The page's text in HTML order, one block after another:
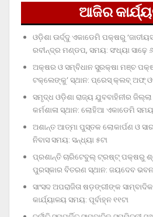
ଆଜିର
ଓଡ଼ିଶା ଊର୍ଦ୍ଦୁ ଏକାଡେମି ପକ୍ଷରୁ
ରବୀନ୍ଦ୍ର ମଣ୍ଡପ, ସମୟ: ସଂଧ୍ୟା ସାଢ଼େ
ଅକ୍ଷର ଓ ସମ୍ବିଧାନ ସୁରକ୍ଷା ମଞ୍ଚ
ଟକ୍‌ଲେଙ୍କୁ’ ସ୍ଥାନ: ପ୍ରେସ୍‌ କ୍ଲବ୍‌ ଅଫ୍‌
ସମୃଦ୍ଧ ଓଡ଼ିଶା ରାଜ୍ୟ ଯୁବବାହିନୀର
କର୍ମଶାଳା ସ୍ଥାନ: ଲୋହିଆ ଏକାଡେମି
ଅଶାନ୍ତ ଆତ୍ମା ପୁସ୍ତକ ଲୋକାର୍ପଣ ଓ
ନିବାସ ସମୟ: ସନ୍ଧ୍ୟା ୫ଟା
ପ୍ରଶାନ୍ତି ଚାରିଟେବୁଲ୍‌ ଟ୍ରଷ୍ଟ୍‌ ପକ୍ଷରୁ
ପୁରସ୍କାର ବିତରଣ ସ୍ଥାନ: ଜୟଦେବ ଭବନ
ସାଂସଦ ଅପରାଜିତା ଷଡ଼ଙ୍ଗୀଙ୍କ
କାର୍ଯ୍ୟାଳୟ ସମୟ: ପୂର୍ବାହ୍ନ ୧୧ଟା